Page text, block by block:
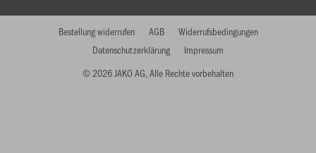
© 2026 JAKO AG, Alle Rechte vorbehalten
Bestellung widerrufen AGB
Widerrufsbedingungen
Datenschutzerklärung
Impressum